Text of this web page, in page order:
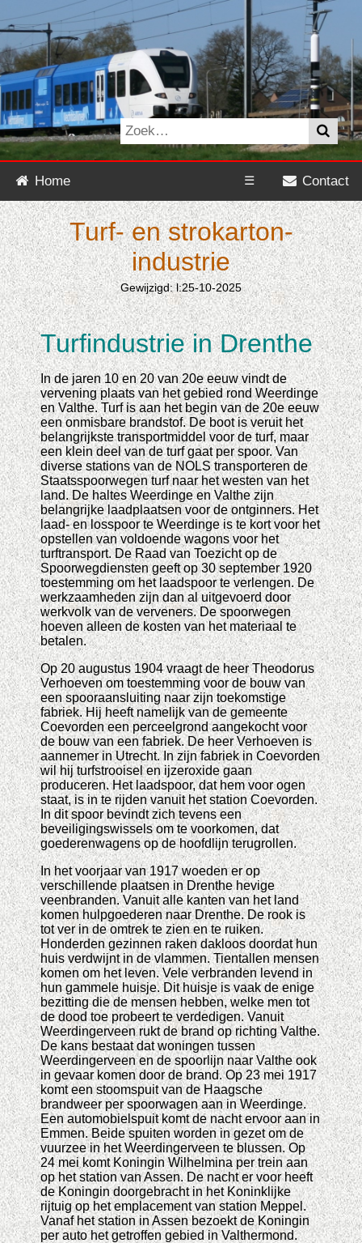
Home Contact
☰
Turf- en strokarton­
industrie
Gewijzigd: l:25-10-2025
Turfindustrie in Drenthe
In de jaren 10 en 20 van 20e eeuw vindt de
vervening plaats van het gebied rond Weerdinge
en Valthe. Turf is aan het begin van de 20e eeuw
een onmisbare brandstof. De boot is veruit het
belangrijkste transportmiddel voor de turf, maar
een klein deel van de turf gaat per spoor. Van
diverse stations van de NOLS transporteren de
Staatsspoorwegen turf naar het westen van het
land. De haltes Weerdinge en Valthe zijn
belangrijke laadplaatsen voor de ontginners. Het
laad- en losspoor te Weerdinge is te kort voor het
opstellen van voldoende wagons voor het
turftransport. De Raad van Toezicht op de
Spoorwegdiensten geeft op 30 september 1920
toestemming om het laadspoor te verlengen. De
werkzaamheden zijn dan al uitgevoerd door
werkvolk van de verveners. De spoorwegen
hoeven alleen de kosten van het materiaal te
betalen.
Op 20 augustus 1904 vraagt de heer Theodorus
Verhoeven om toestemming voor de bouw van
een spooraansluiting naar zijn toekomstige
fabriek. Hij heeft namelijk van de gemeente
Coevorden een perceelgrond aangekocht voor
de bouw van een fabriek. De heer Verhoeven is
aannemer in Utrecht. In zijn fabriek in Coevorden
wil hij turfstrooisel en ijzeroxide gaan
produceren. Het laadspoor, dat hem voor ogen
staat, is in te rijden vanuit het station Coevorden.
In dit spoor bevindt zich tevens een
beveiligingswissels om te voorkomen, dat
goederenwagens op de hoofdlijn terugrollen.
In het voorjaar van 1917 woeden er op
verschillende plaatsen in Drenthe hevige
veenbranden. Vanuit alle kanten van het land
komen hulpgoederen naar Drenthe. De rook is
tot ver in de omtrek te zien en te ruiken.
Honderden gezinnen raken dakloos doordat hun
huis verdwijnt in de vlammen. Tientallen mensen
komen om het leven. Vele verbranden levend in
hun gammele huisje. Dit huisje is vaak de enige
bezitting die de mensen hebben, welke men tot
de dood toe probeert te verdedigen. Vanuit
Weerdingerveen rukt de brand op richting Valthe.
De kans bestaat dat woningen tussen
Weerdingerveen en de spoorlijn naar Valthe ook
in gevaar komen door de brand. Op 23 mei 1917
komt een stoomspuit van de Haagsche
brandweer per spoorwagen aan in Weerdinge.
Een automobielspuit komt de nacht ervoor aan in
Emmen. Beide spuiten worden in gezet om de
vuurzee in het Weerdingerveen te blussen. Op
24 mei komt Koningin Wilhelmina per trein aan
op het station van Assen. De nacht er voor heeft
de Koningin doorgebracht in het Koninklijke
rijtuig op het emplacement van station Meppel.
Vanaf het station in Assen bezoekt de Koningin
per auto het getroffen gebied in Valthermond.